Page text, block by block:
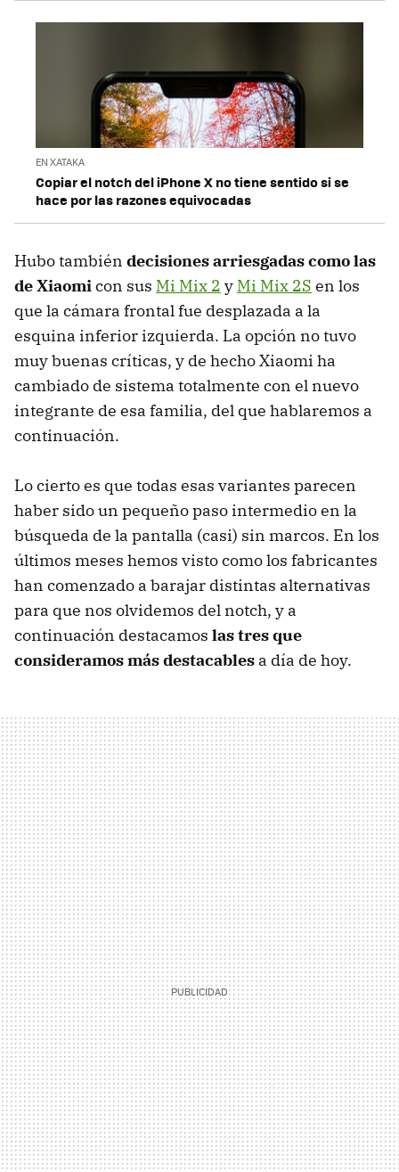
EN XATAKA
Copiar el notch del iPhone X no tiene sentido si se
hace por las razones equivocadas
Hubo también decisiones arriesgadas como las
de Xiaomicon sus Mi Mix 2 y Mi Mix 2S en los
que la cámara frontal fue desplazada a la
esquina inferior izquierda. La opción no tuvo
muy buenas críticas, y de hecho Xiaomi ha
cambiado de sistema totalmente con el nuevo
integrante de esa familia, del que hablaremos a
continuación.
Lo cierto es que todas esas variantes parecen
haber sido un pequeño paso intermedio en la
búsqueda de la pantalla (casi) sin marcos. En los
últimos meses hemos visto como los fabricantes
han comenzado a barajar distintas alternativas
para que nos olvidemos del notch, y a
continuación destacamos las tres que
consideramos más destacables a día de hoy.